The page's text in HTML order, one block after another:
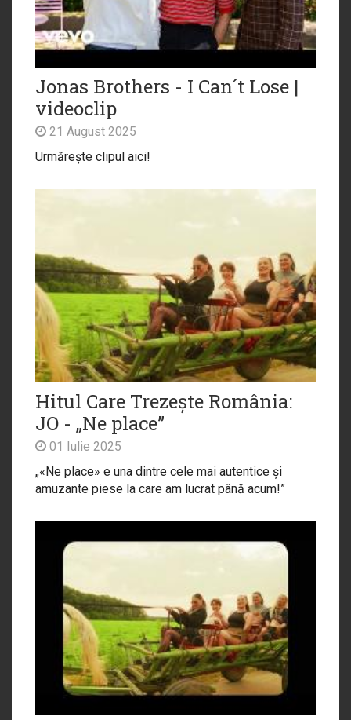
Jonas Brothers - I Can´t Lose |
videoclip
21 August 2025
Urmărește clipul aici!
Hitul Care Trezește România:
JO - „Ne place”
01 Iulie 2025
„«Ne place» e una dintre cele mai autentice și
amuzante piese la care am lucrat până acum!”